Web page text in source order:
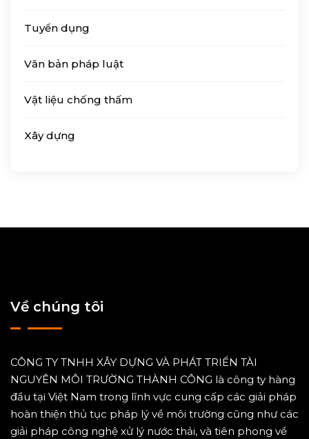
Tuyển dụng
Văn bản pháp luật
Vật liệu chống thấm
Xây dựng
Về chúng tôi
CÔNG TY TNHH XÂY DỰNG VÀ PHÁT TRIỂN TÀI
NGUYÊN MÔI TRƯỜNG THÀNH CÔNG là công ty hàng
đầu tại Việt Nam trong lĩnh vực cung cấp các giải pháp
hoàn thiện thủ tục pháp lý về môi trường cũng như các
giải pháp công nghệ xử lý nước thải, và tiên phong về